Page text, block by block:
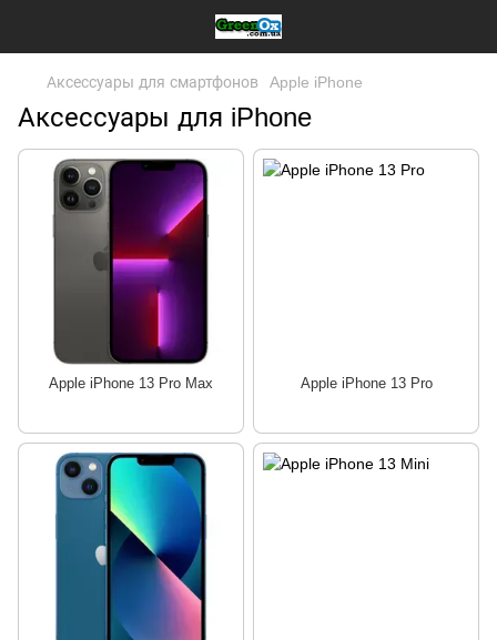
Аксессуары для смартфонов Apple iPhone
Аксессуары для iPhone
Apple iPhone 13 Pro Max Apple iPhone 13 Pro